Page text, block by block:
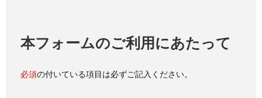
本フォームのご利用にあたって
必須の付いている項目は必ずご記入ください。